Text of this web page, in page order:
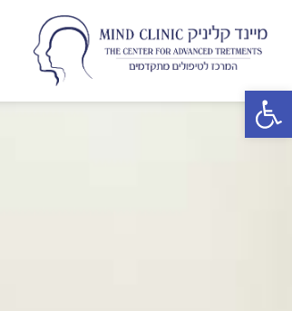
פתח סרגל נגישות